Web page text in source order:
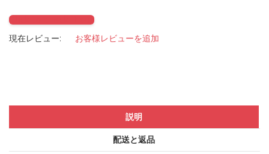
Click to check it out
現在レビュー:
お客様レビューを追加
説明
配送と返品